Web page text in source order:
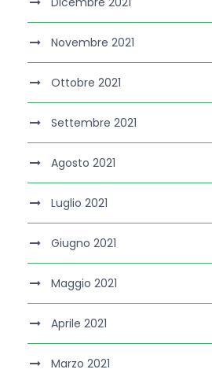
Novembre 2021
Ottobre 2021
Settembre 2021
Agosto 2021
Luglio 2021
Giugno 2021
Maggio 2021
Aprile 2021
Marzo 2021